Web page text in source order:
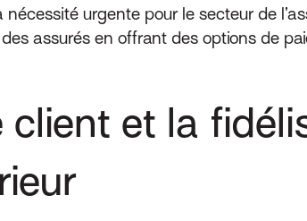
urgente pour le secteur de
assurés en offrant des options de
client et la